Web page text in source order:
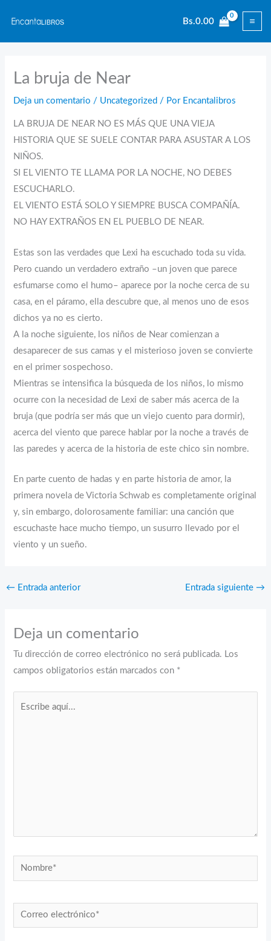
contenido
Bs.0.00
La bruja de Near
Deja un comentario / Uncategorized / Por Encantalibros
LA BRUJA DE NEAR NO ES MÁS QUE UNA VIEJA
HISTORIA QUE SE SUELE CONTAR PARA ASUSTAR A LOS
NIÑOS.
SI EL VIENTO TE LLAMA POR LA NOCHE, NO DEBES
ESCUCHARLO.
EL VIENTO ESTÁ SOLO Y SIEMPRE BUSCA COMPAÑÍA.
NO HAY EXTRAÑOS EN EL PUEBLO DE NEAR.
Estas son las verdades que Lexi ha escuchado toda su vida.
Pero cuando un verdadero extraño –un joven que parece
esfumarse como el humo– aparece por la noche cerca de su
casa, en el páramo, ella descubre que, al menos uno de esos
dichos ya no es cierto.
A la noche siguiente, los niños de Near comienzan a
desaparecer de sus camas y el misterioso joven se convierte
en el primer sospechoso.
Mientras se intensifica la búsqueda de los niños, lo mismo
ocurre con la necesidad de Lexi de saber más acerca de la
bruja (que podría ser más que un viejo cuento para dormir),
acerca del viento que parece hablar por la noche a través de
las paredes y acerca de la historia de este chico sin nombre.
En parte cuento de hadas y en parte historia de amor, la
primera novela de Victoria Schwab es completamente original
y, sin embargo, dolorosamente familiar: una canción que
escuchaste hace mucho tiempo, un susurro llevado por el
viento y un sueño.
← Entrada anterior Entrada siguiente →
Deja un comentario
Tu dirección de correo electrónico no será publicada. Los
campos obligatorios están marcados con *
Nombre*
Correo
electrónico*